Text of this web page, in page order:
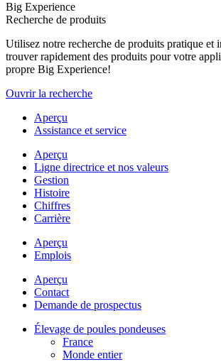
Big Experience
Recherche de produits
Utilisez notre recherche de produits pratique et
trouver rapidement des produits pour votre
propre Big Experience!
Ouvrir la recherche
Aperçu
Assistance et service
Aperçu
Ligne directrice et nos valeurs
Gestion
Histoire
Chiffres
Carrière
Aperçu
Emplois
Aperçu
Contact
Demande de prospectus
Élevage de poules pondeuses
France
Monde entier